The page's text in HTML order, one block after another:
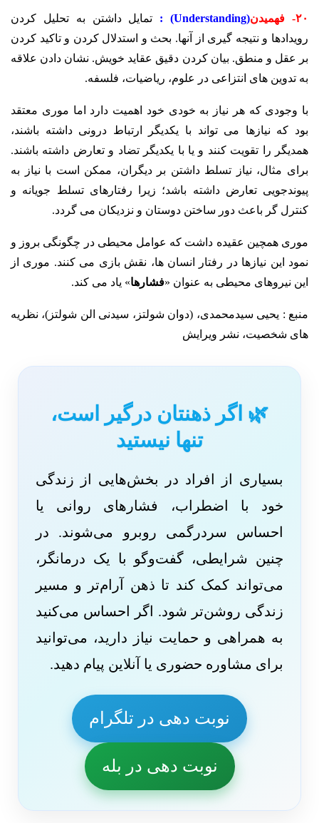
۲۰- فهمیدن (Understanding) :
تمایل داشتن به تحلیل کردن
رویدادها و نتیجه گیری از آنها. بحث و استدلال کردن و تاکید کردن
بر عقل و منطق. بیان کردن دقیق عقاید خویش. نشان دادن علاقه
به تدوین های انتزاعی در علوم، ریاضیات، فلسفه.
با وجودی که هر نیاز به خودی خود اهمیت دارد اما موری معتقد
بود که نیازها می تواند با یکدیگر ارتباط درونی داشته باشند،
همدیگر را تقویت کنند و یا با یکدیگر تضاد و تعارض داشته باشند.
برای مثال، نیاز تسلط داشتن بر دیگران، ممکن است با نیاز به
پیوندجویی تعارض داشته باشد؛ زیرا رفتارهای تسلط جویانه و
کنترل گر باعث دور ساختن دوستان و نزدیکان می گردد.
موری همچین عقیده داشت که عوامل محیطی در چگونگی بروز و
نمود این نیازها در رفتار انسان ها، نقش بازی می کنند. موری از
این نیروهای محیطی به عنوان «فشارها» یاد می کند.
منبع : یحیی سیدمحمدی، (دوان شولتز، سیدنی الن شولتز)، نظریه
های شخصیت، نشر ویرایش
🌿 اگر ذهنتان درگیر است،
تنها نیستید
بسیاری از افراد در بخش‌هایی از زندگی
خود با اضطراب، فشارهای روانی یا
احساس سردرگمی روبرو می‌شوند. در
چنین شرایطی، گفت‌وگو با یک درمانگر،
می‌تواند کمک کند تا ذهن آرام‌تر و مسیر
زندگی روشن‌تر شود. اگر احساس می‌کنید
به همراهی و حمایت نیاز دارید، می‌توانید
برای مشاوره حضوری یا آنلاین پیام دهید.
نوبت دهی در تلگرام
نوبت دهی در بله